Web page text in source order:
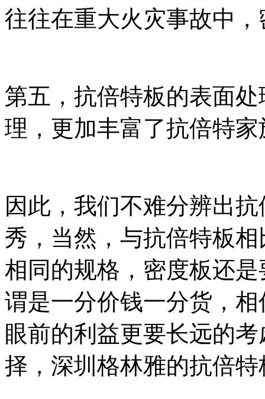
往往在重大火灾事故中
第五，抗倍特板的表面
理，更加丰富了抗倍特
因此，我们不难分辨出
秀，当然，与抗倍特板
相同的规格，密度板还
谓是一分价钱一分货，
眼前的利益更要长远的
择，深圳格林雅的抗倍